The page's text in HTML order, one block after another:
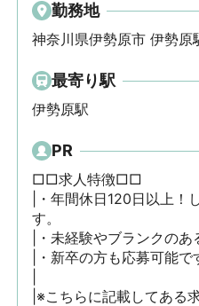
勤務地
神奈川県伊勢原市 伊勢原
最寄り駅
伊勢原駅
PR
□□求人特徴□□
|・年間休日120日以上！
す。
|・未経験やブランクの
|・新卒の方も応募可能で
|※こちらに記載してある